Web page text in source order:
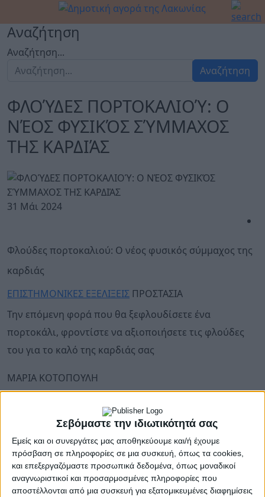
Σεβόμαστε την ιδιωτικότητά σας
Εμείς και οι συνεργάτες μας αποθηκεύουμε και/ή έχουμε
πρόσβαση σε πληροφορίες σε μια συσκευή, όπως τα cookies,
και επεξεργαζόμαστε προσωπικά δεδομένα, όπως μοναδικοί
αναγνωριστικοί και προσαρμοσμένες πληροφορίες που
αποστέλλονται από μια συσκευή για εξατομικευμένες διαφημίσεις
Αναζήτηση
Αναζήτηση...
Αναζήτηση
ΦΛΟΎΔΕΣ ΠΟΡΤΟΚΑΛΙΟΎ: Ο
ΝΈΟΣ ΦΥΣΙΚΌΣ ΣΎΜΜΑΧΟΣ
ΤΗΣ ΚΑΡΔΙΆΣ
31 Μάι 2024
Φλούδες πορτοκαλιού: Ο νέος φυσικός σύμμαχος της
καρδιάς
ΕΠΙΣΤΗΜΟΝΙΚΕΣ ΕΞΕΛΙΞΕΙΣ ΠΡΟΣΤΑΣΙΑ
Την επόμενη φορά που θα ξεφλουδίσετε ένα
πορτοκάλι, φροντίστε να αξιοποιήσετε τις φλούδες
του για το καλό της καρδιάς σας
ΜΑΡΙΑ ΚΟΤΟΠΟΥΛΗ
Για να θωρακίσουμε τοανοσοποιητικό μας σύστημα, η
βιταμίνη C θεωρείται καθοριστική και γι’ αυτό ένας
εύκολος τρόπος είναι να καταναλώνουμε
περισσότερα φρούτα πλούσια σε βιταμίνη C, όπως τα
εσπεριδοειδή. Εκτός όμως, από τα ίδια τα φρούτα,οι
φλούδες τουςαποδεικνύονται πολύτιμες και για την
προστασία ενός άλλου οργάνου, της καρδιάς.